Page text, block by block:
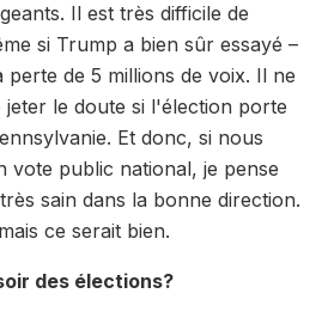
Il est très difficile de
si Trump a bien sûr essayé –
de 5 millions de voix. Il ne
jeter le doute si l'élection porte
Et donc, si nous
vote public national, je pense
sain dans la bonne direction.
ce serait bien.
des élections?